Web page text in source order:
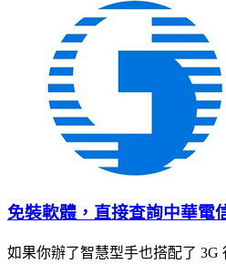
免裝軟體，直接查詢中華電
如果你辦了智慧型手也搭配了 3G